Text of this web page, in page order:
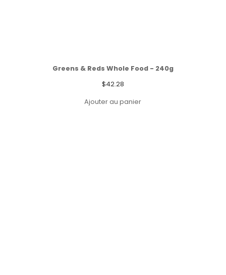
Greens & Reds Whole Food - 240g
$42.28
Ajouter au panier